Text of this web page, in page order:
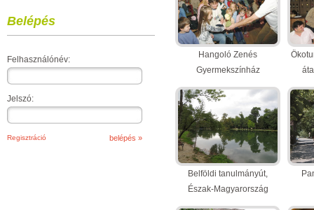
Belépés
Felhasználónév:
Jelszó:
Regisztráció
Hangoló Zenés
Gyermekszínház
(9 kép)
Belföldi tanulmányút,
Észak-Magyarország
2014.09.26-27